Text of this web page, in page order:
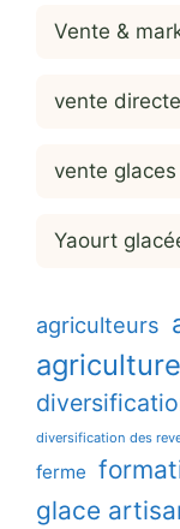
Vente &
vente
vente
Yaourt
agriculteurs
diversification des
ferme
glace